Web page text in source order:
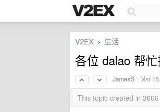
V2EX › 生活
各位 dalao 帮
JamesSi · Mar
This topic created in